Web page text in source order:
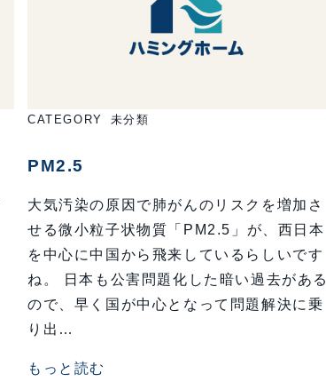
CATEGORY 未分類
PM2.5
大気汚染の原因で肺がんのリスクを増加さ
せる微小粒子状物質「PM2.5」が、西日本
を中心に中国から飛来しているらしいです
ね。 日本も公害問題化した暗い過去がある
ので、早く国が中心となって問題解決に乗
り出…
もっと読む